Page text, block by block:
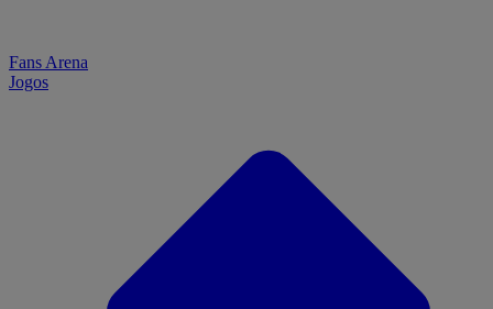
Fans Arena
Jogos